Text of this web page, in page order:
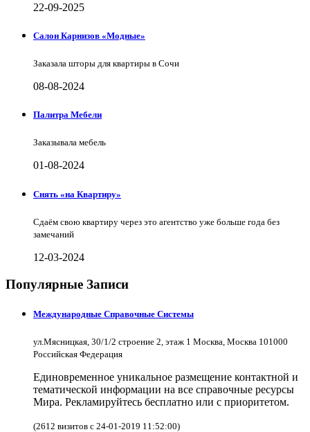
22-09-2025
Салон Карнизов «Модные»
Заказала шторы для квартиры в Сочи
08-08-2024
Палитра Мебели
Заказывала мебель
01-08-2024
Снять «на Квартиру»
Сдаём свою квартиру через это агентство уже больше года без
замечаний
12-03-2024
Популярные Записи
Международные Справочные Системы
ул.Мясницкая, 30/1/2 строение 2, этаж 1 Москва, Москва 101000
Российская Федерация
Единовременное уникальное размещение контактной и
тематической информации на все справочные ресурсы
Мира. Рекламируйтесь бесплатно или с приоритетом.
(2612 визитов с 24-01-2019 11:52:00)